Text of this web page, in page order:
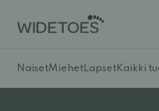
NaisetMiehet Lapset Kaikki